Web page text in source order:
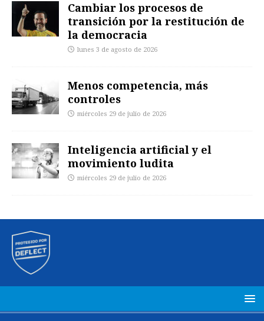
Cambiar los procesos de
transición por la restitución de
la democracia
lunes 3 de agosto de 2026
Menos competencia, más
controles
miércoles 29 de julio de 2026
Inteligencia artificial y el
movimiento ludita
miércoles 29 de julio de 2026